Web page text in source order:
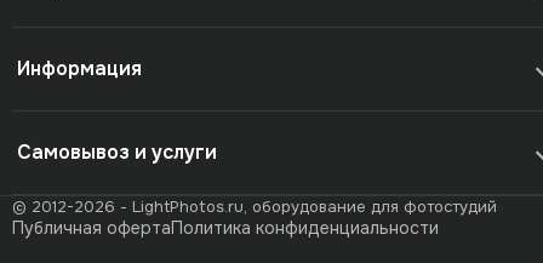
Информация
Самовывоз и услуги
© 2012-2026 - LightPhotos.ru, оборудование для фотостудий
Публичная офертаПолитика конфиденциальности